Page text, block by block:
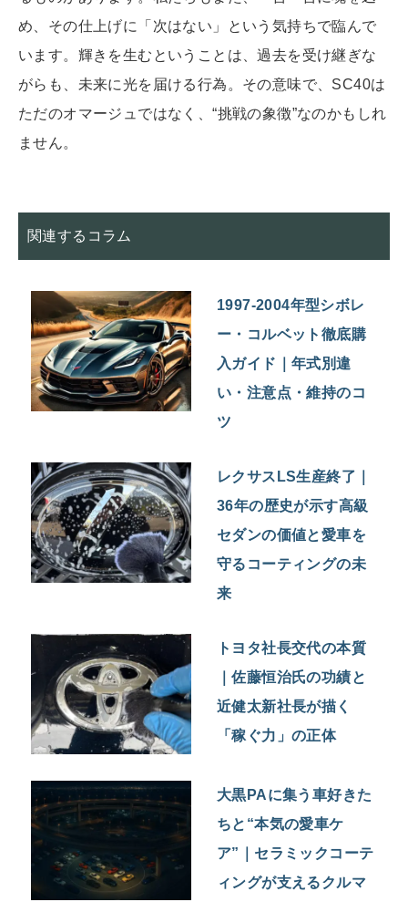
め、その仕上げに「次はない」という気持ちで臨んで
います。輝きを生むということは、過去を受け継ぎな
がらも、未来に光を届ける行為。その意味で、SC40は
ただのオマージュではなく、“挑戦の象徴”なのかもしれ
ません。
関連するコラム
1997-2004年型シボレ
ー・コルベット徹底購
入ガイド｜年式別違
い・注意点・維持のコ
ツ
レクサスLS生産終了｜
36年の歴史が示す高級
セダンの価値と愛車を
守るコーティングの未
来
トヨタ社長交代の本質
｜佐藤恒治氏の功績と
近健太新社長が描く
「稼ぐ力」の正体
大黒PAに集う車好きた
ちと“本気の愛車ケ
ア”｜セラミックコーテ
ィングが支えるクルマ